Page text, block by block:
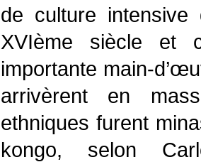
de culture
XVIème siècle et
importante main-
arrivèrent en
ethniques furent
kongo, selon